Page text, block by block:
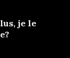
je le